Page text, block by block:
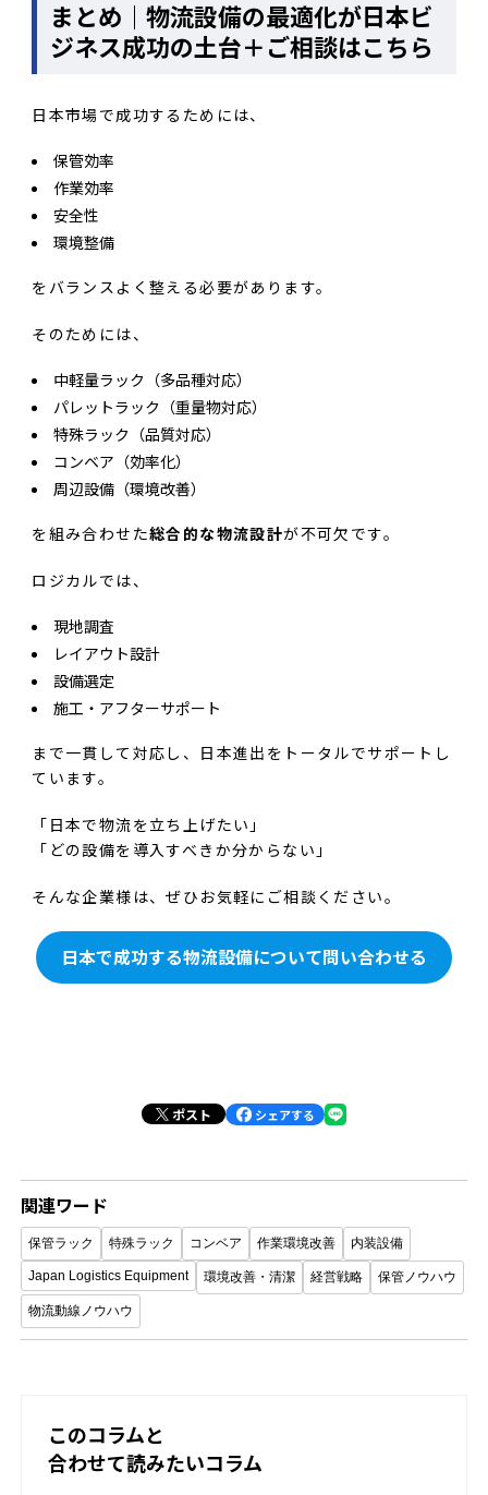
まとめ｜物流設備の最適化が日本ビ
ジネス成功の土台＋ご相談はこちら
日本市場で成功するためには、
保管効率
作業効率
安全性
環境整備
をバランスよく整える必要があります。
そのためには、
中軽量ラック（多品種対応）
パレットラック（重量物対応）
特殊ラック（品質対応）
コンベア（効率化）
周辺設備（環境改善）
を組み合わせた総合的な物流設計が不可欠です。
ロジカルでは、
現地調査
レイアウト設計
設備選定
施工・アフターサポート
まで一貫して対応し、日本進出をトータルでサポートし
ています。
「日本で物流を立ち上げたい」
「どの設備を導入すべきか分からない」
そんな企業様は、ぜひお気軽にご相談ください。
日本で成功する物流設備について問い合わせる
ポスト シェアする
関連ワード
保管ラック 特殊ラック コンベア 作業環境改善 内装設備
Japan Logistics Equipment 環境改善・清潔 経営戦略 保管ノウハウ
物流動線ノウハウ
このコラムと
合わせて読みたいコラム